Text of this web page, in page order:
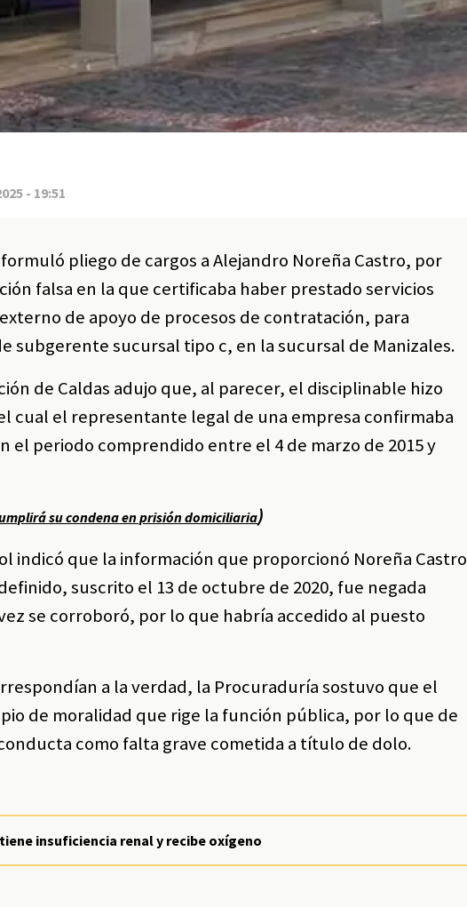
- 19:51
pliego de cargos a Alejandro Noreña Castro, por
falsa en la que certificaba haber prestado servicios
de apoyo de procesos de contratación, para
subgerente sucursal tipo c, en la sucursal de Manizales.
de Caldas adujo que, al parecer, el disciplinable hizo
cual el representante legal de una empresa confirmaba
periodo comprendido entre el 4 de marzo de 2015 y
su condena en prisión domiciliaria)
indicó que la información que proporcionó Noreña Castro
suscrito el 13 de octubre de 2020, fue negada
se corroboró, por lo que habría accedido al puesto
a la verdad, la Procuraduría sostuvo que el
de moralidad que rige la función pública, por lo que de
como falta grave cometida a título de dolo.
insuficiencia renal y recibe oxígeno